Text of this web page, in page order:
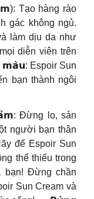
Tạo hàng rào
gác không ngủ.
làm dịu da như
diễn viên trên
𝗺𝗮̀𝘂: Espoir Sun
bạn thành ngôi
Đừng lo, sản
người bạn thân
để Espoir Sun
thể thiếu trong
bạn! Đừng chần
Sun Cream và